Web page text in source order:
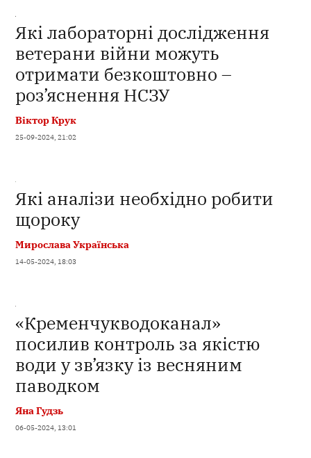
Які лабораторні дослідження
ветерани війни можуть
отримати безкоштовно –
роз’яснення НСЗУ
Віктор Крук
25-09-2024, 21:02
Які аналізи необхідно робити
щороку
Мирослава Українська
14-05-2024, 18:03
«Кременчукводоканал»
посилив контроль за якістю
води у зв’язку із весняним
паводком
Яна Гудзь
06-05-2024, 13:01